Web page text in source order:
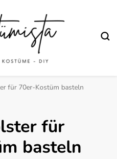
und
für 70er-Kostüm basteln
für
basteln